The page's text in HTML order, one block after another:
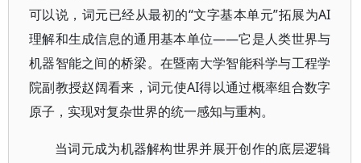
可以说，词元已经从最初的“文字基本单元”拓展为AI
理解和生成信息的通用基本单位——它是人类世界与
机器智能之间的桥梁。在暨南大学智能科学与工程学
院副教授赵阔看来，词元使AI得以通过概率组合数字
原子，实现对复杂世界的统一感知与重构。
当词元成为机器解构世界并展开创作的底层逻辑